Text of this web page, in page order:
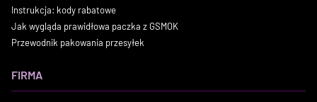
Instrukcja: kody rabatowe
Jak wygląda prawidłowa paczka z GSMOK
Przewodnik pakowania przesyłek
FIRMA